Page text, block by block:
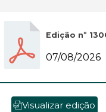
Edição nº
07/08/2026
Visualizar edição